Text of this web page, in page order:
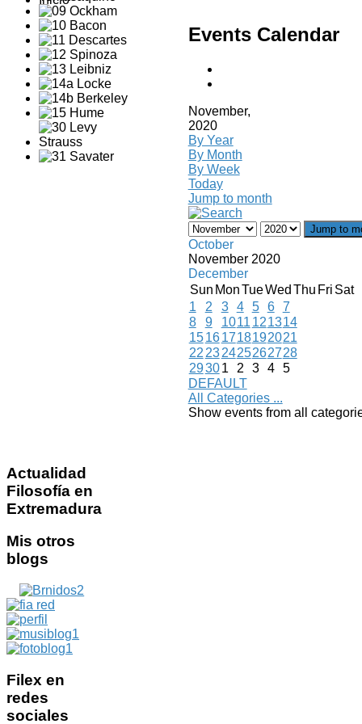
Events Calendar
November,
2020
By Year
By Month
By Week
Today
Jump to month
Jump to
October
November 2020
December
Sun MonTueWed Thu Fri Sat
1
2 3 4 5 6
7
8
9 1011 121314
15161718192021
22 232425262728
29301 2 3 4
5
DEFAULT
All Categories ...
Show events from all
Actualidad
Filosofía en
Extremadura
Mis otros
blogs
Filex en
redes
sociales